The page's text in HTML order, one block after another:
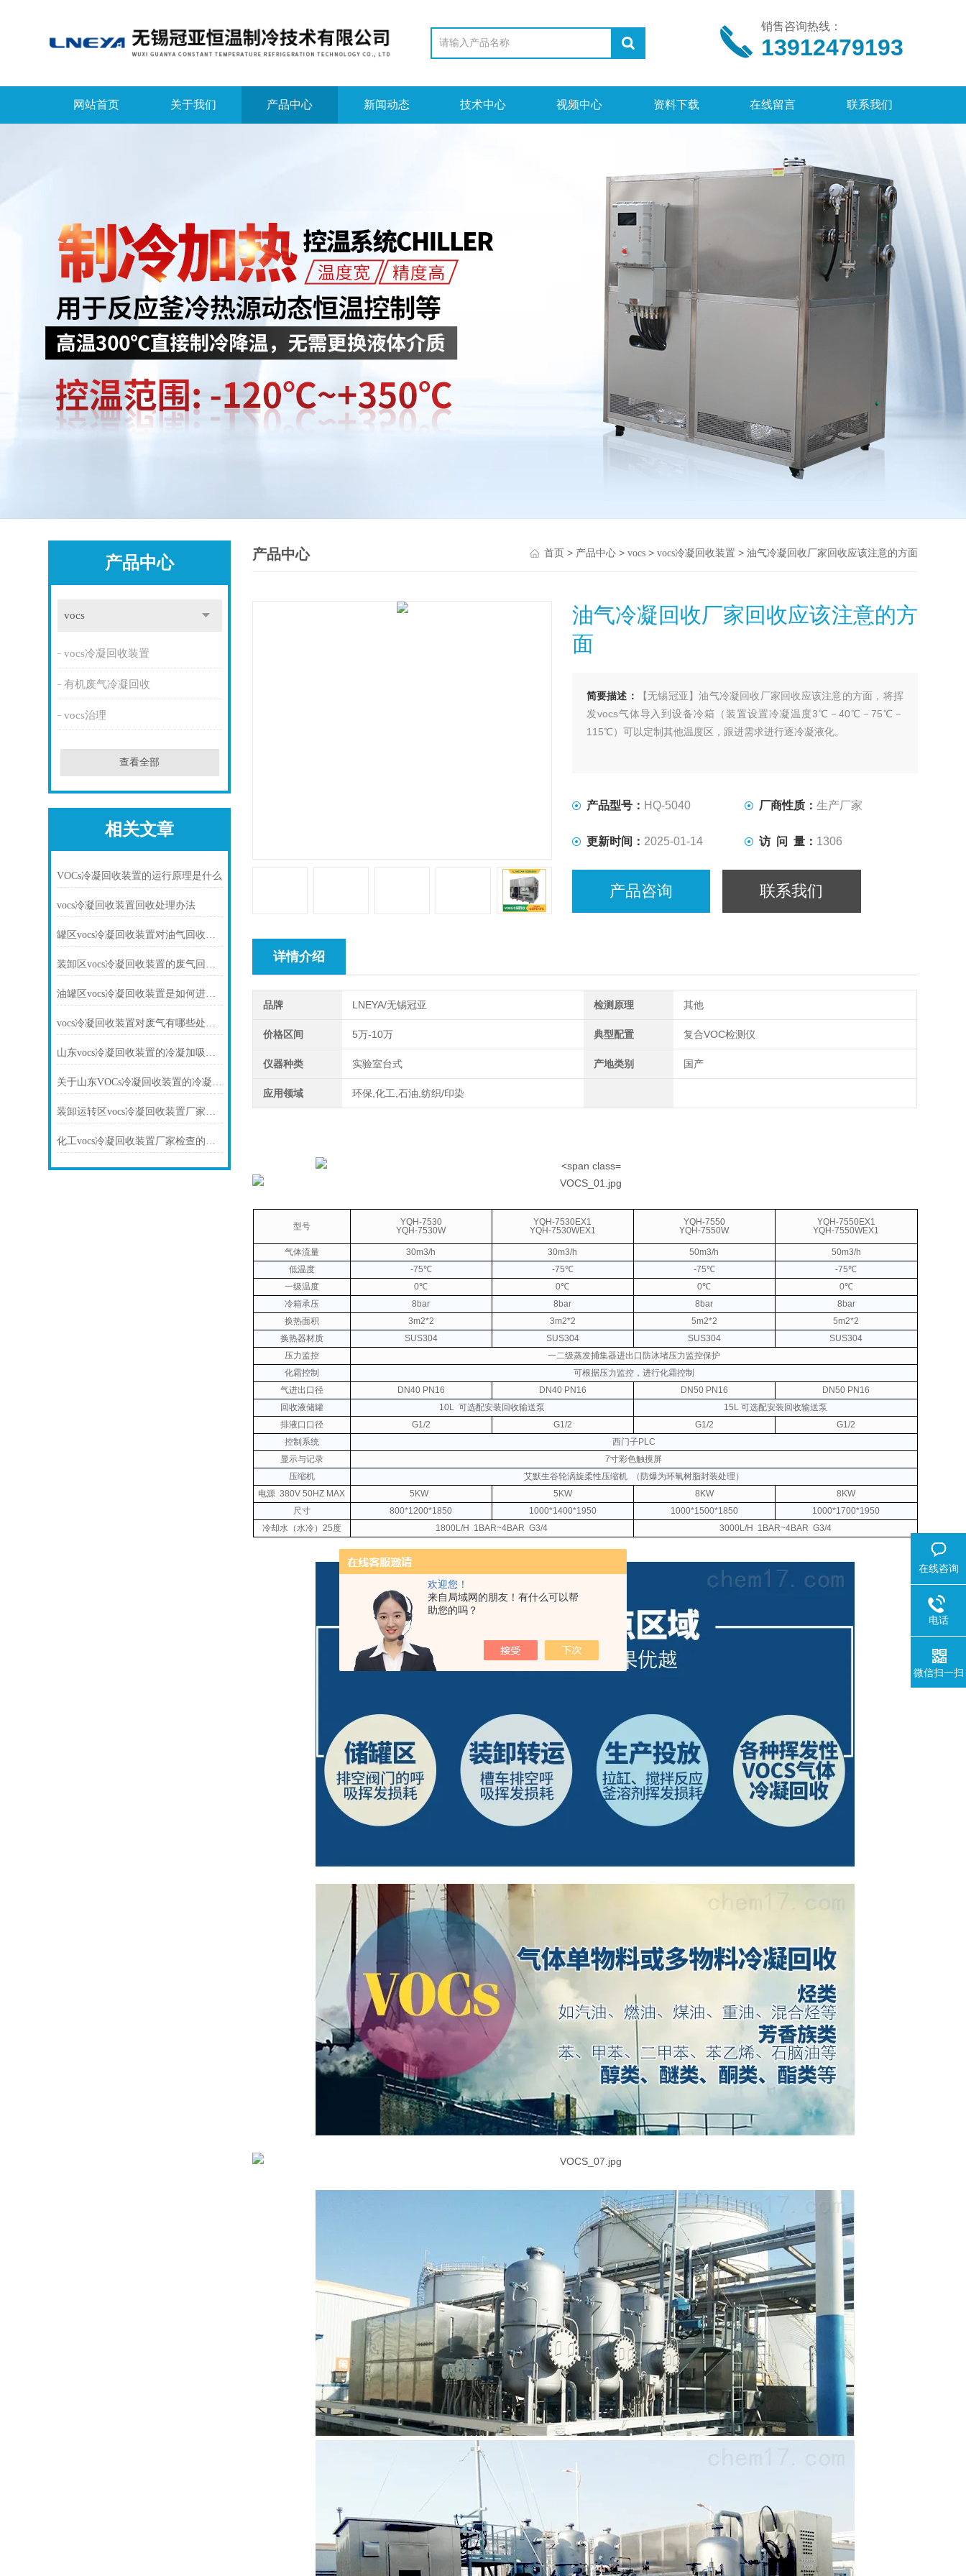
欢迎您！
来自局域网的朋友！有什么可以帮
助您的吗？
销售咨询热线：
13912479193
网站首页 关于我们 产品中心 新闻动态 技术中心 视频中心 资料下载 在线留言 联系我们
产品中心
vocs
vocs冷凝回收装置
有机废气冷凝回收
vocs治理
查看全部
相关文章
VOCs冷凝回收装置的运行原理是什么
vocs冷凝回收装置回收处理办法
罐区vocs冷凝回收装置对油气回收的意义
装卸区vocs冷凝回收装置的废气回收处理工艺
油罐区vocs冷凝回收装置是如何进行油气回收的
vocs冷凝回收装置对废气有哪些处理工艺
山东vocs冷凝回收装置的冷凝加吸附工艺介绍
关于山东VOCs冷凝回收装置的冷凝和吸附技术介绍
装卸运转区vocs冷凝回收装置厂家的定义和优点的介绍
化工vocs冷凝回收装置厂家检查的要点和工作原理
产品中心 首页> 产品中心> vocs> vocs冷凝回收装置 > 油气冷凝回收厂家回收应该注意的方面
油气冷凝回收厂家回收应该注意的方
面
简要描述：
【无锡冠亚】油气冷凝回收厂家回收应该注意的方面，将挥
发vocs气体导入到设备冷箱（装置设置冷凝温度3℃－40℃－75℃－
115℃）可以定制其他温度区，跟进需求进行逐冷凝液化。
产品型号： HQ-5040 厂商性质：生产厂家
更新时间： 2025-01-14 访 问 量： 1306
产品咨询 联系我们
详情介绍
品牌 LNEYA/无锡冠亚 检测原理 其他
价格区间 5万-10万 典型配置 复合VOC检测仪
仪器种类 实验室台式 产地类别 国产
应用领域 环保,化工,石油,纺织/印染
型号
YQH-7530
YQH-7530W
YQH-7530EX1
YQH-7530WEX1
YQH-7550
YQH-7550W
YQH-7550EX1
YQH-7550WEX1
气体流量 30m3/h 30m3/h 50m3/h
50m3/h
低温度
-75℃ -75℃ -75℃
-75℃
一级温度
0℃ 0℃ 0℃
0℃
冷箱承压
8bar 8bar 8bar
8bar
换热面积
3m2*2 3m2*2 5m2*2
5m2*2
换热器材质
SUS304 SUS304 SUS304
SUS304
压力监控
一二级蒸发捕集器进出口防冰堵压力监控保护
化霜控制
可根据压力监控，进行化霜控制
气进出口径
DN40 PN16 DN40 PN16 DN50 PN16
DN50 PN16
回收液储罐
10L 可选配安装回收输送泵
15L 可选配安装回收输送泵
排液口口径
G1/2 G1/2 G1/2
G1/2
控制系统
西门子PLC
显示与记录
7寸彩色触摸屏
压缩机
艾默生谷轮涡旋柔性压缩机
（防爆为环氧树脂封装处理）
电源 380V 50HZ MAX 5KW 5KW 8KW
8KW
尺寸
800*1200*1850 1000*1400*1950 1000*1500*1850
1000*1700*1950
冷却水（水冷）25度
1800L/H 1BAR~4BAR G3/4 3000L/H 1BAR~4BAR G3/4
在线咨询
电话
微信扫一扫